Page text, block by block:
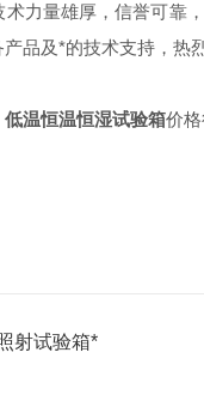
力量雄厚，信誉可靠
品及*的技术支持，
低温恒温恒湿试验箱价
射试验箱*